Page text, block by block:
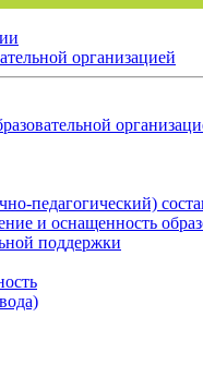
организацией
педагогический)
и оснащенность
поддержки